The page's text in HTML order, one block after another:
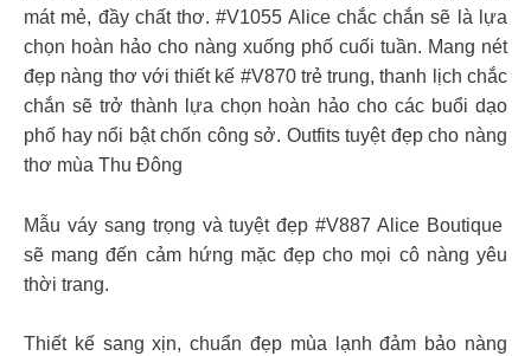
mát mẻ, đầy chất thơ. #V1055 Alice chắc chắn sẽ là lựa
chọn hoàn hảo cho nàng xuống phố cuối tuần. Mang nét
đẹp nàng thơ với thiết kế #V870 trẻ trung, thanh lịch chắc
chắn sẽ trở thành lựa chọn hoàn hảo cho các buổi dạo
phố hay nổi bật chốn công sở. Outfits tuyệt đẹp cho nàng
thơ mùa Thu Đông
Mẫu váy sang trọng và tuyệt đẹp #V887 Alice Boutique
sẽ mang đến cảm hứng mặc đẹp cho mọi cô nàng yêu
thời trang.
Thiết kế sang xịn, chuẩn đẹp mùa lạnh đảm bảo nàng